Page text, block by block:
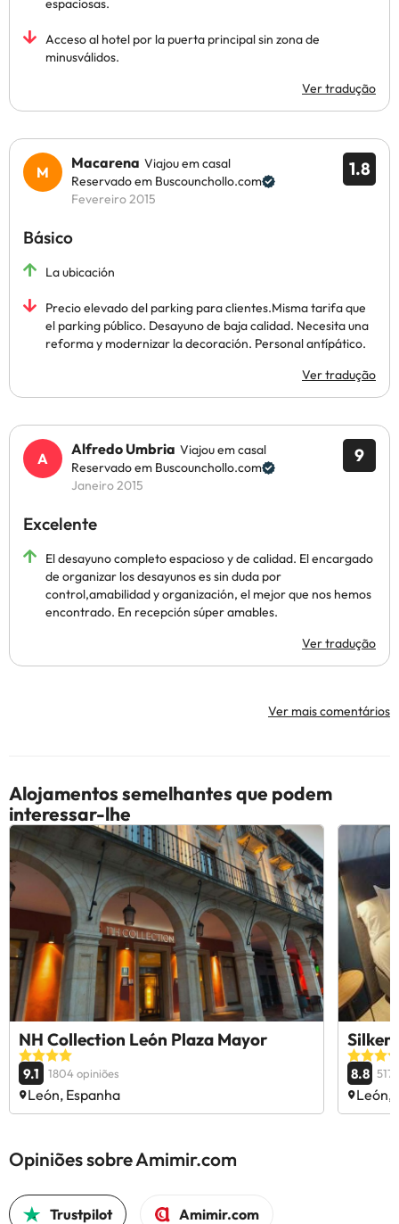
espaciosas.
Acceso al hotel por la puerta principal sin zona de
minusválidos.
Ver tradução
1.8
Macarena Viajou em casal
Reservado em Buscounchollo.com
Fevereiro 2015
Básico
La ubicación
Precio elevado del parking para clientes.Misma tarifa que
el parking público. Desayuno de baja calidad. Necesita una
reforma y modernizar la decoración. Personal antípático.
Ver tradução
9
Alfredo Umbria Viajou em casal
Reservado em Buscounchollo.com
Janeiro 2015
Excelente
El desayuno completo espacioso y de calidad. El encargado
de organizar los desayunos es sin duda por
control,amabilidad y organización, el mejor que nos hemos
encontrado. En recepción súper amables.
Ver tradução
Ver mais comentários
Alojamentos semelhantes que podem
interessar-lhe
NH Collection León Plaza Mayor
9.1 1804 opiniões
León, Espanha
Silken
8.8
León,
Opiniões sobre Amimir.com
Trustpilot Amimir.com